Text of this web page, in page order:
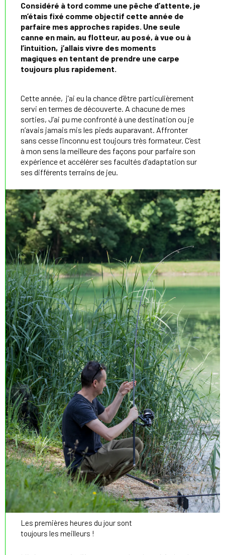
Considéré à tord comme une pêche d’attente, je
m’étais fixé comme objectif cette année de
parfaire mes approches rapides. Une seule
canne en main, au flotteur, au posé, à vue ou à
l’intuition, j’allais vivre des moments
magiques en tentant de prendre une carpe
toujours plus rapidement.
Cette année, j’ai eu la chance d’être particulièrement
servi en termes de découverte. A chacune de mes
sorties, J’ai pu me confronté à une destination ou je
n’avais jamais mis les pieds auparavant. Affronter
sans cesse l’inconnu est toujours très formateur. C’est
à mon sens la meilleure des façons pour parfaire son
expérience et accélérer ses facultés d’adaptation sur
ses différents terrains de jeu.
Les premières heures du jour sont
toujours les meilleurs !